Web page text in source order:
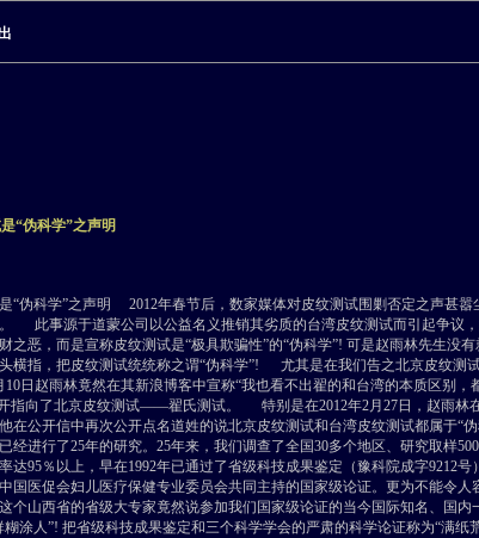
“伪科学”之声明
“伪科学”之声明 2012年春节后，数家媒体对皮纹测试围剿否定之声甚嚣
此事源于道蒙公司以公益名义推销其劣质的台湾皮纹测试而引起争议
之恶，而是宣称皮纹测试是“极具欺骗性”的“伪科学”! 可是赵雨林先生没
横指，把皮纹测试统统称之谓“伪科学”! 尤其是在我们告之北京皮纹
10日赵雨林竟然在其新浪博客中宣称“我也看不出翟的和台湾的本质区别，
指向了北京皮纹测试——翟氏测试。 特别是在2012年2月27日，赵雨林
在公开信中再次公开点名道姓的说北京皮纹测试和台湾皮纹测试都属于
经进行了25年的研究。25年来，我们调查了全国30多个地区、研究取样
达95％以上，早在1992年已通过了省级科技成果鉴定（豫科院成字9212号
国医促会妇儿医疗保健专业委员会共同主持的国家级论证。更为不能令人
个山西省的省级大专家竟然说参加我们国家级论证的当今国际知名、国内
糊涂人”! 把省级科技成果鉴定和三个科学学会的严肃的科学论证称为“满